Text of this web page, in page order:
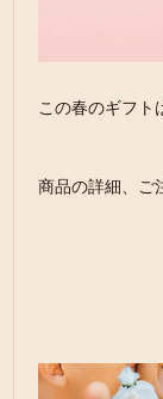
この春のギフト
商品の詳細、ご